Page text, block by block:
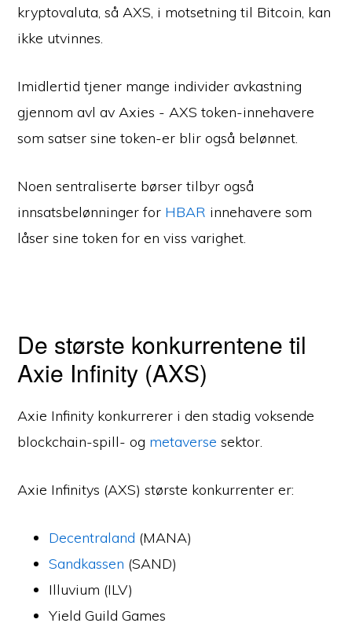
kryptovaluta, så AXS, i motsetning til Bitcoin, kan
ikke utvinnes.
Imidlertid tjener mange individer avkastning
gjennom avl av Axies - AXS token-innehavere
som satser sine token-er blir også belønnet.
Noen sentraliserte børser tilbyr også
innsatsbelønninger for HBAR innehavere som
låser sine token for en viss varighet.
De største konkurrentene til
Axie Infinity (AXS)
Axie Infinity konkurrerer i den stadig voksende
blockchain-spill- og metaverse sektor.
Axie Infinitys (AXS) største konkurrenter er:
Decentraland (MANA)
Sandkassen (SAND)
Illuvium (ILV)
Yield Guild Games